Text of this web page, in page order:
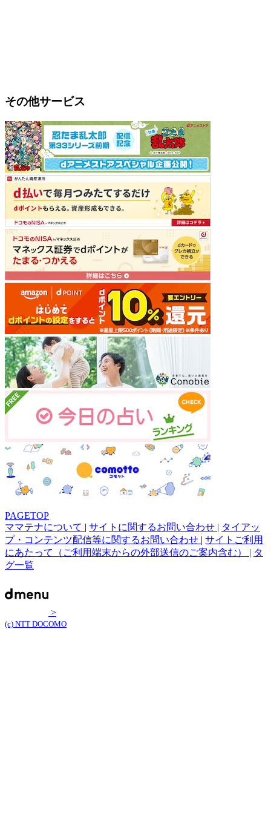
その他サービス
PAGETOP
ママテナについて | サイトに関するお問い合わせ | タイアッ
プ・コンテンツ配信等に関するお問い合わせ | サイトご利用
にあたって（ご利用端末からの外部送信のご案内含む） | タ
グ一覧
>
(c) NTT DOCOMO